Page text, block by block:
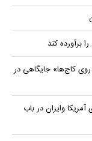
برآورده کند
کاج‌ها» جایگاهی در
وایران در باب